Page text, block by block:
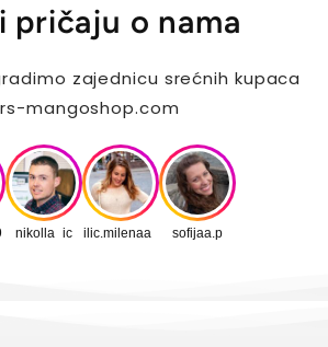
pričaju o nama
zajednicu srećnih kupaca
mangoshop.com
nikolla_ic ilic.milenaa_ sofijaa.p